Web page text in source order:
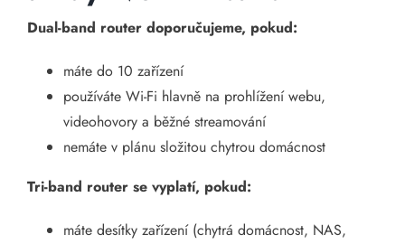
Dual-band router doporučujeme, pokud:
máte do 10 zařízení
používáte Wi-Fi hlavně na prohlížení webu,
videohovory a běžné streamování
nemáte v plánu složitou chytrou domácnost
Tri-band router se vyplatí, pokud:
máte desítky zařízení (chytrá domácnost, NAS,